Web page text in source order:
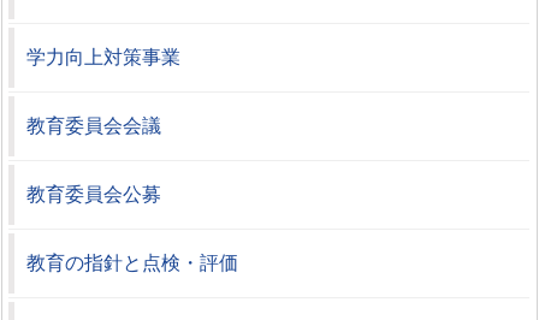
学力向上対策事業
教育委員会会議
教育委員会公募
教育の指針と点検・評価